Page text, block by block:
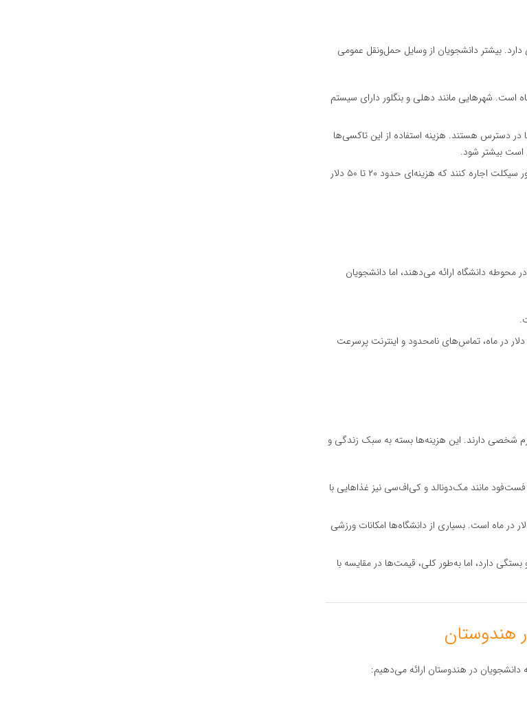
بیشتر دانشجویان از وسایل حمل‌ونقل عمومی
در شهرهای بزرگ حدود ۱۰ تا ۳۰ دلار در ماه است. شهرهایی مانند دهلی و بنگلور دارای سیستم
در دسترس هستند. هزینه استفاده از این تاکسی‌ها
: در برخی از شهرها، دانشجویان می‌توانند دوچرخه یا موتور سیکلت اجاره کنند که هزینه‌ای حدود ۲۰ تا ۵۰ دلار
محوطه دانشگاه ارائه می‌دهند، اما دانشجویان
: بسته‌های تلفن همراه بسیار ارزان هستند و با حدود ۵ تا ۱۰ دلار در ماه، تماس‌های نامحدود و اینترنت پرسرعت
شخصی دارند. این هزینه‌ها بسته به سبک زندگی و
۵ دلار است. رستوران‌های فست‌فود مانند مک‌دونالد و کی‌اف‌سی نیز غذاهایی با
عضویت در باشگاه‌های ورزشی حدود ۱۰ تا ۲۰ دلار در ماه است. بسیاری از دانشگاه‌ها امکانات ورزشی
دارد، اما به‌طور کلی، قیمت‌ها در مقایسه با
دانشجویان در هندوستان ارائه می‌دهیم: